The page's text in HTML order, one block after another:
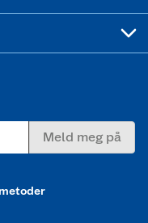
Meld meg på